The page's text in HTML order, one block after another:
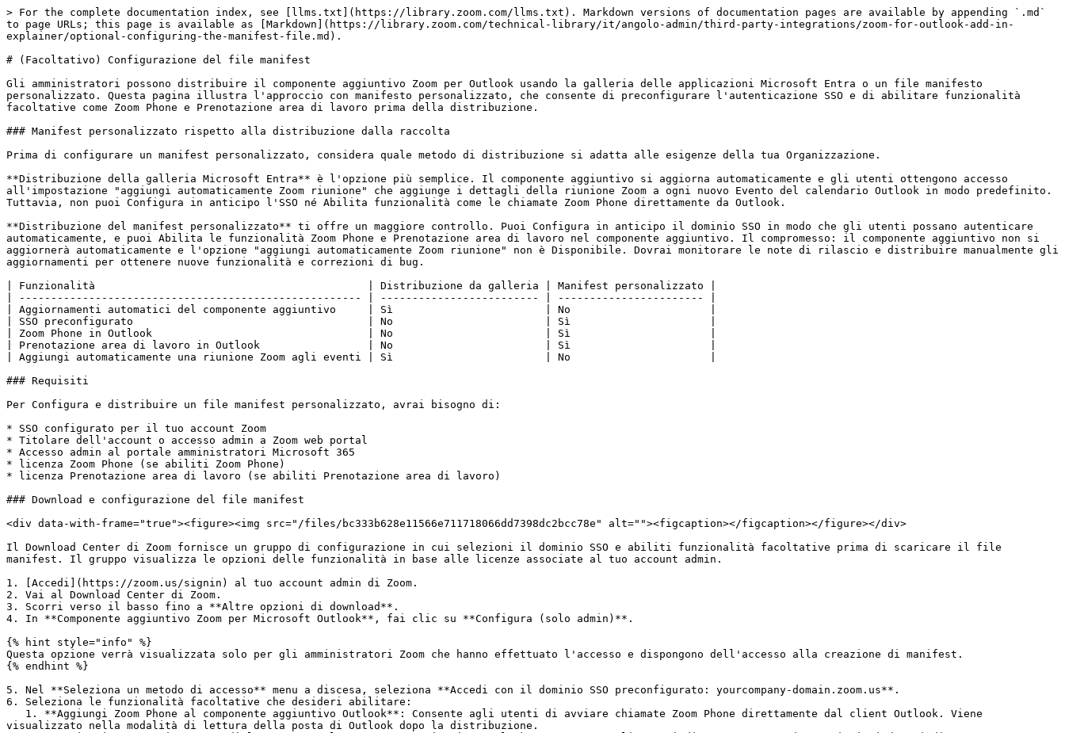
> For the complete documentation index, see [llms.txt](https://library.zoom.com/llms.txt). Markdown versions of documentation pages are available by appending `.md`
to page URLs; this page is available as [Markdown](https://library.zoom.com/technical-library/it/angolo-admin/third-party-integrations/zoom-for-outlook-add-in-
explainer/optional-configuring-the-manifest-file.md).
# (Facoltativo) Configurazione del file manifest
Gli amministratori possono distribuire il componente aggiuntivo Zoom per Outlook usando la galleria delle applicazioni Microsoft Entra o un file manifesto
personalizzato. Questa pagina illustra l'approccio con manifesto personalizzato, che consente di preconfigurare l'autenticazione SSO e di abilitare funzionalità
facoltative come Zoom Phone e Prenotazione area di lavoro prima della distribuzione.
### Manifest personalizzato rispetto alla distribuzione dalla raccolta
Prima di configurare un manifest personalizzato, considera quale metodo di distribuzione si adatta alle esigenze della tua Organizzazione.
**Distribuzione della galleria Microsoft Entra** è l'opzione più semplice. Il componente aggiuntivo si aggiorna automaticamente e gli utenti ottengono accesso
all'impostazione "aggiungi automaticamente Zoom riunione" che aggiunge i dettagli della riunione Zoom a ogni nuovo Evento del calendario Outlook in modo predefinito.
Tuttavia, non puoi Configura in anticipo l'SSO né Abilita funzionalità come le chiamate Zoom Phone direttamente da Outlook.
**Distribuzione del manifest personalizzato** ti offre un maggiore controllo. Puoi Configura in anticipo il dominio SSO in modo che gli utenti possano autenticare
automaticamente, e puoi Abilita le funzionalità Zoom Phone e Prenotazione area di lavoro nel componente aggiuntivo. Il compromesso: il componente aggiuntivo non si
aggiornerà automaticamente e l'opzione "aggiungi automaticamente Zoom riunione" non è Disponibile. Dovrai monitorare le note di rilascio e distribuire manualmente gli
aggiornamenti per ottenere nuove funzionalità e correzioni di bug.
| Funzionalità                                           | Distribuzione da galleria | Manifest personalizzato |
| ------------------------------------------------------ | ------------------------- | ----------------------- |
| Aggiornamenti automatici del componente aggiuntivo     | Sì                        | No                      |
| SSO preconfigurato                                     | No                        | Sì                      |
| Zoom Phone in Outlook                                  | No                        | Sì                      |
| Prenotazione area di lavoro in Outlook                 | No                        | Sì                      |
| Aggiungi automaticamente una riunione Zoom agli eventi | Sì                        | No                      |
### Requisiti
Per Configura e distribuire un file manifest personalizzato, avrai bisogno di:
* SSO configurato per il tuo account Zoom
* Titolare dell'account o accesso admin a Zoom web portal
* Accesso admin al portale amministratori Microsoft 365
* licenza Zoom Phone (se abiliti Zoom Phone)
* licenza Prenotazione area di lavoro (se abiliti Prenotazione area di lavoro)
### Download e configurazione del file manifest
<div data-with-frame="true"><figure><img src="/files/bc333b628e11566e711718066dd7398dc2bcc78e" alt=""><figcaption></figcaption></figure></div>
Il Download Center di Zoom fornisce un gruppo di configurazione in cui selezioni il dominio SSO e abiliti funzionalità facoltative prima di scaricare il file
manifest. Il gruppo visualizza le opzioni delle funzionalità in base alle licenze associate al tuo account admin.
1. [Accedi](https://zoom.us/signin) al tuo account admin di Zoom.
2. Vai al Download Center di Zoom.
3. Scorri verso il basso fino a **Altre opzioni di download**.
4. In **Componente aggiuntivo Zoom per Microsoft Outlook**, fai clic su **Configura (solo admin)**.
{% hint style="info" %}
Questa opzione verrà visualizzata solo per gli amministratori Zoom che hanno effettuato l'accesso e dispongono dell'accesso alla creazione di manifest.
{% endhint %}
5. Nel **Seleziona un metodo di accesso** menu a discesa, seleziona **Accedi con il dominio SSO preconfigurato: yourcompany-domain.zoom.us**.
6. Seleziona le funzionalità facoltative che desideri abilitare:
visualizzato nella modalità di lettura della posta di Outlook dopo la distribuzione.